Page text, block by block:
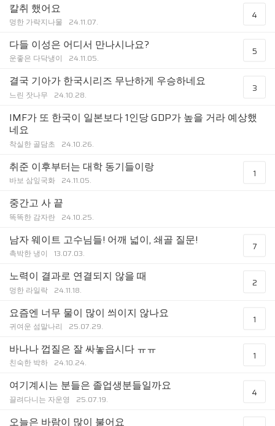
칼취 했어요
멍한 가락지나물 24.11.07.
4
다들 이성은 어디서 만나시나요?
운좋은 다닥냉이 24.11.05.
5
결국 기아가 한국시리즈 무난하게 우승하네요
느린 잣나무 24.10.28.
3
IMF가 또 한국이 일본보다 1인당 GDP가 높을 거라 예상했
네요
착실한 골담초 24.10.26.
취준 이후부터는 대학 동기들이랑
바보 삼잎국화 24.11.05.
1
중간고 사 끝
똑똑한 감자란 24.10.25.
남자 웨이트 고수님들! 어깨 넓이, 쇄골 질문!
촉박한 냉이 13.07.03.
7
노력이 결과로 연결되지 않을 때
멍한 라일락 24.11.18.
2
요즘엔 너무 물이 많이 씌이지 않나요
귀여운 섬말나리 25.07.29.
1
바나나 껍질은 잘 싸놓읍시다 ㅠㅠ
친숙한 박하 24.10.24.
1
여기계시는 분들은 졸업생분들일까요
끌려다니는 자운영 25.07.19.
4
오늘은 바람이 많이 불어요